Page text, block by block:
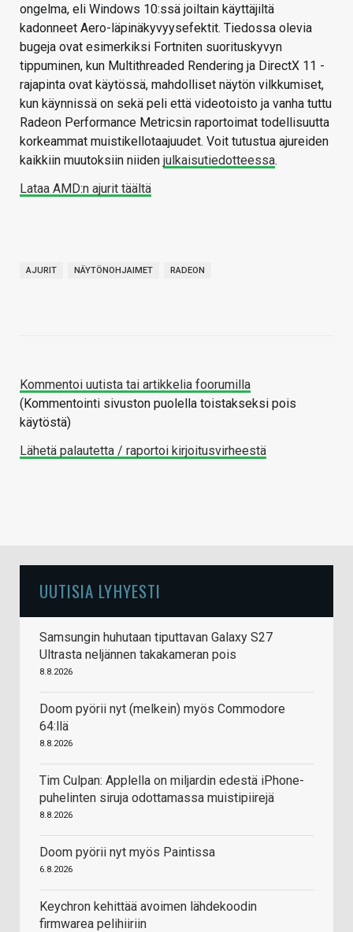
ongelma, eli Windows 10:ssä joiltain käyttäjiltä
kadonneet Aero-läpinäkyvyysefektit. Tiedossa olevia
bugeja ovat esimerkiksi Fortniten suorituskyvyn
tippuminen, kun Multithreaded Rendering ja DirectX 11 -
rajapinta ovat käytössä, mahdolliset näytön vilkkumiset,
kun käynnissä on sekä peli että videotoisto ja vanha tuttu
Radeon Performance Metricsin raportoimat todellisuutta
korkeammat muistikellotaajuudet. Voit tutustua ajureiden
kaikkiin muutoksiin niiden julkaisutiedotteessa.
Lataa AMD:n ajurit täältä
AJURIT NÄYTÖNOHJAIMET RADEON
Kommentoi uutista tai artikkelia foorumilla
(Kommentointi sivuston puolella toistakseksi pois
käytöstä)
Lähetä palautetta / raportoi kirjoitusvirheestä
UUTISIA LYHYESTI
Samsungin huhutaan tiputtavan Galaxy S27
Ultrasta neljännen takakameran pois
8.8.2026
Doom pyörii nyt (melkein) myös Commodore
64:llä
8.8.2026
Tim Culpan: Applella on miljardin edestä iPhone-
puhelinten siruja odottamassa muistipiirejä
8.8.2026
Doom pyörii nyt myös Paintissa
6.8.2026
Keychron kehittää avoimen lähdekoodin
firmwarea pelihiiriin